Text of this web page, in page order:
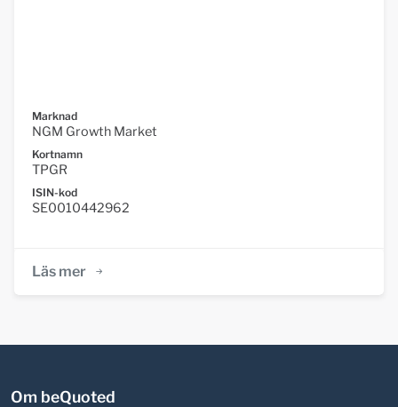
Marknad
NGM Growth Market
Kortnamn
TPGR
ISIN-kod
SE0010442962
Läs mer
Om beQuoted